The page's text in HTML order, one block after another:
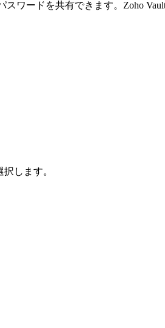
ワードを共有できます。Zoho
します。